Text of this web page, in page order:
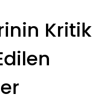
Kritik